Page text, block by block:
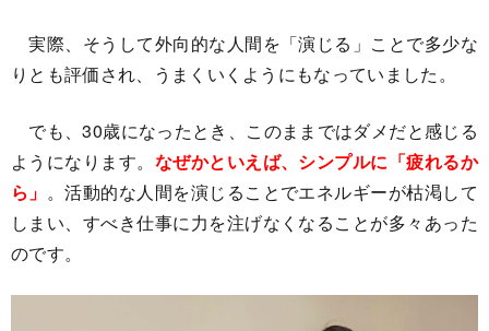
実際、そうして外向的な人間を「演じる」ことで多少な
りとも評価され、うまくいくようにもなっていました。
でも、30歳になったとき、このままではダメだと感じる
ようになります。 なぜかといえば、シンプルに「疲れるか
ら」 。活動的な人間を演じることでエネルギーが枯渇して
しまい、すべき仕事に力を注げなくなることが多々あった
のです。